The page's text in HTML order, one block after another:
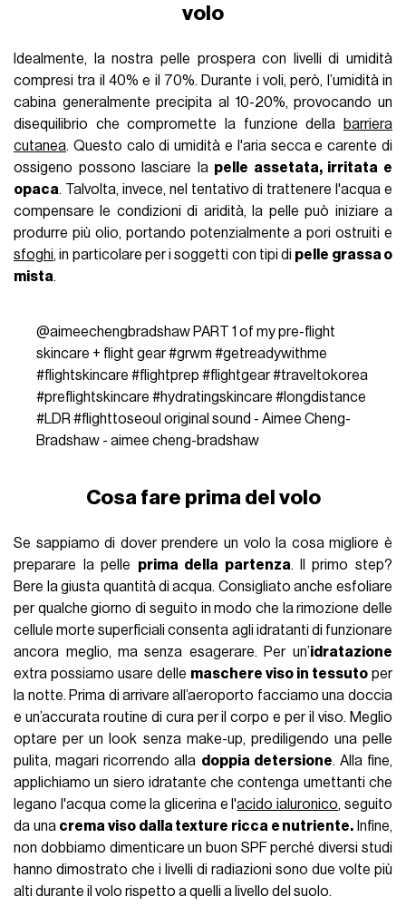
volo
Idealmente, la nostra pelle prospera con livelli di umidità
compresi tra il 40% e il 70%. Durante i voli, però, l’umidità in
cabina generalmente precipita al 10-20%, provocando un
disequilibrio che compromette la funzione della
barriera
cutanea. Questo calo di umidità e l'aria secca e carente di
ossigeno possono lasciare la pelle assetata, irritata e
opaca. Talvolta, invece, nel tentativo di trattenere l'acqua e
compensare le condizioni di aridità, la pelle può iniziare a
produrre più olio, portando potenzialmente a pori ostruiti e
sfoghi, in particolare per i soggetti con tipi di pelle grassa o
mista.
@aimeechengbradshawPART 1 of my pre-flight
skincare + flight gear#grwm #getreadywithme
#flightskincare #flightprep #flightgear#traveltokorea
#preflightskincare #hydratingskincare #longdistance
#LDR#flighttoseoul original sound - Aimee Cheng-
Bradshaw - aimee cheng-bradshaw
Cosa fare prima del volo
Se sappiamo di dover prendere un volo la cosa migliore è
preparare la pelle prima della partenza. Il primo step?
Bere la giusta quantità di acqua. Consigliato anche esfoliare
per qualche giorno di seguito in modo che la rimozione delle
cellule morte superficiali consenta agli idratanti di funzionare
ancora meglio, ma senza esagerare. Per un’idratazione
extra possiamo usare delle maschere viso in tessutoper
la notte. Prima di arrivare all’aeroporto facciamo una doccia
e un’accurata routine di cura per il corpo e per il viso. Meglio
optare per un look senza make-up, prediligendo una pelle
pulita, magari ricorrendo alla doppia detersione. Alla fine,
applichiamo un siero idratante che contenga umettanti che
legano l'acqua come la glicerina e l'acido ialuronico, seguito
da una crema viso dalla texture ricca e nutriente. Infine,
non dobbiamo dimenticare un buon SPF perché diversi studi
hanno dimostrato che i livelli di radiazioni sono due volte più
alti durante il volo rispetto a quelli a livello del suolo.